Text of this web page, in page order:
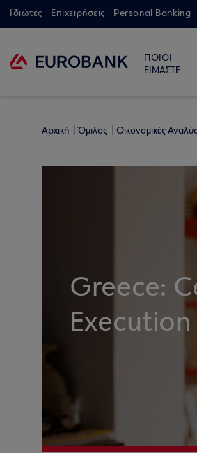
Ιδιώτες Επιχειρήσεις Personal Banking
ΠΟΙΟΙ
ΕΙΜΑΣΤΕ
Αρχική Όμιλος Οικονομικές
Greece: